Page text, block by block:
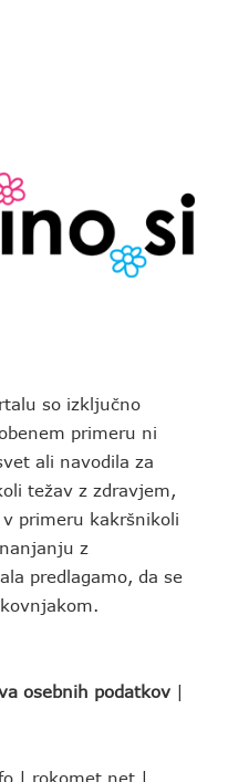
so izključno
primeru ni
ali navodila za
težav z zdravjem,
primeru kakršnikoli
z
predlagamo, da se
osebnih podatkov |
| rokomet.net |